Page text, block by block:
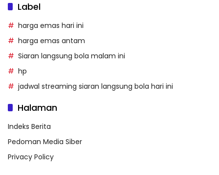
Label
harga emas hari ini
harga emas antam
Siaran langsung bola malam ini
hp
jadwal streaming siaran langsung bola hari ini
Halaman
Indeks Berita
Pedoman Media Siber
Privacy Policy